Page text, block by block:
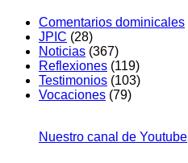
Comentarios dominicales
JPIC (28)
Noticias (367)
Reflexiones (119)
Testimonios (103)
Vocaciones (79)
Nuestro canal de Youtube